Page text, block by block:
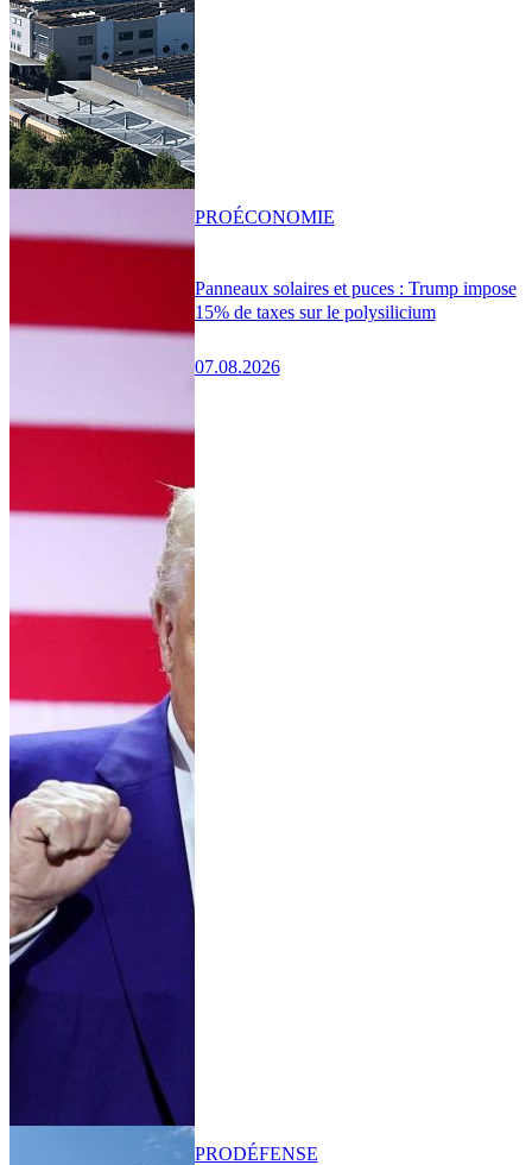
Panneaux solaires et puces : Trump impose
15% de taxes sur le polysilicium
07.08.2026
PROÉCONOMIE
PRODÉFENSE